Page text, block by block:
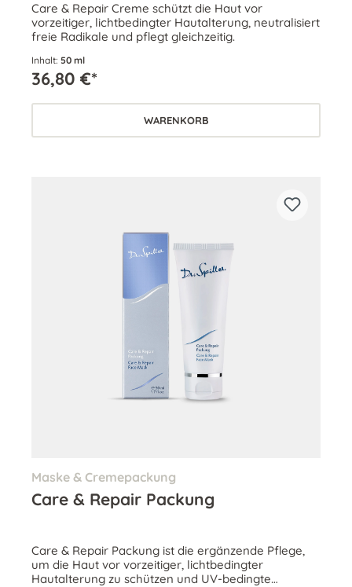
Care & Repair Creme schützt die Haut vor
vorzeitiger, lichtbedingter Hautalterung, neutralisiert
freie Radikale und pflegt gleichzeitig.
Inhalt: 50 ml
36,80 €*
WARENKORB
Maske & Cremepackung
Care & Repair Packung
Care & Repair Packung ist die ergänzende Pflege,
um die Haut vor vorzeitiger, lichtbedingter
Hautalterung zu schützen und UV-bedingte